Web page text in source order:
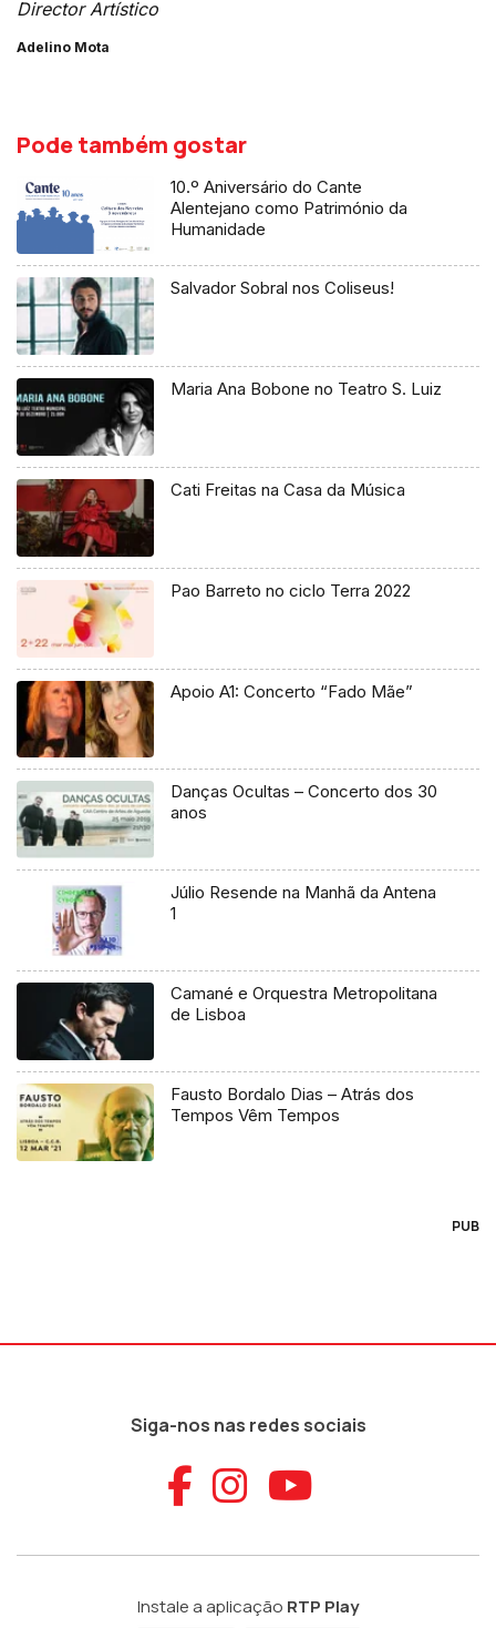
Director Artístico
Adelino Mota
Pode também gostar
10.º Aniversário do Cante
Alentejano como Património da
Humanidade
Salvador Sobral nos Coliseus!
Maria Ana Bobone no Teatro S. Luiz
Cati Freitas na Casa da Música
Pao Barreto no ciclo Terra 2022
Apoio A1: Concerto “Fado Mãe”
Danças Ocultas – Concerto dos 30
anos
Júlio Resende na Manhã da Antena
1
Camané e Orquestra Metropolitana
de Lisboa
Fausto Bordalo Dias – Atrás dos
Tempos Vêm Tempos
PUB
Siga-nos nas redes sociais
Aceder ao
Aceder ao
Aceder
Instale a aplicação RTP Play